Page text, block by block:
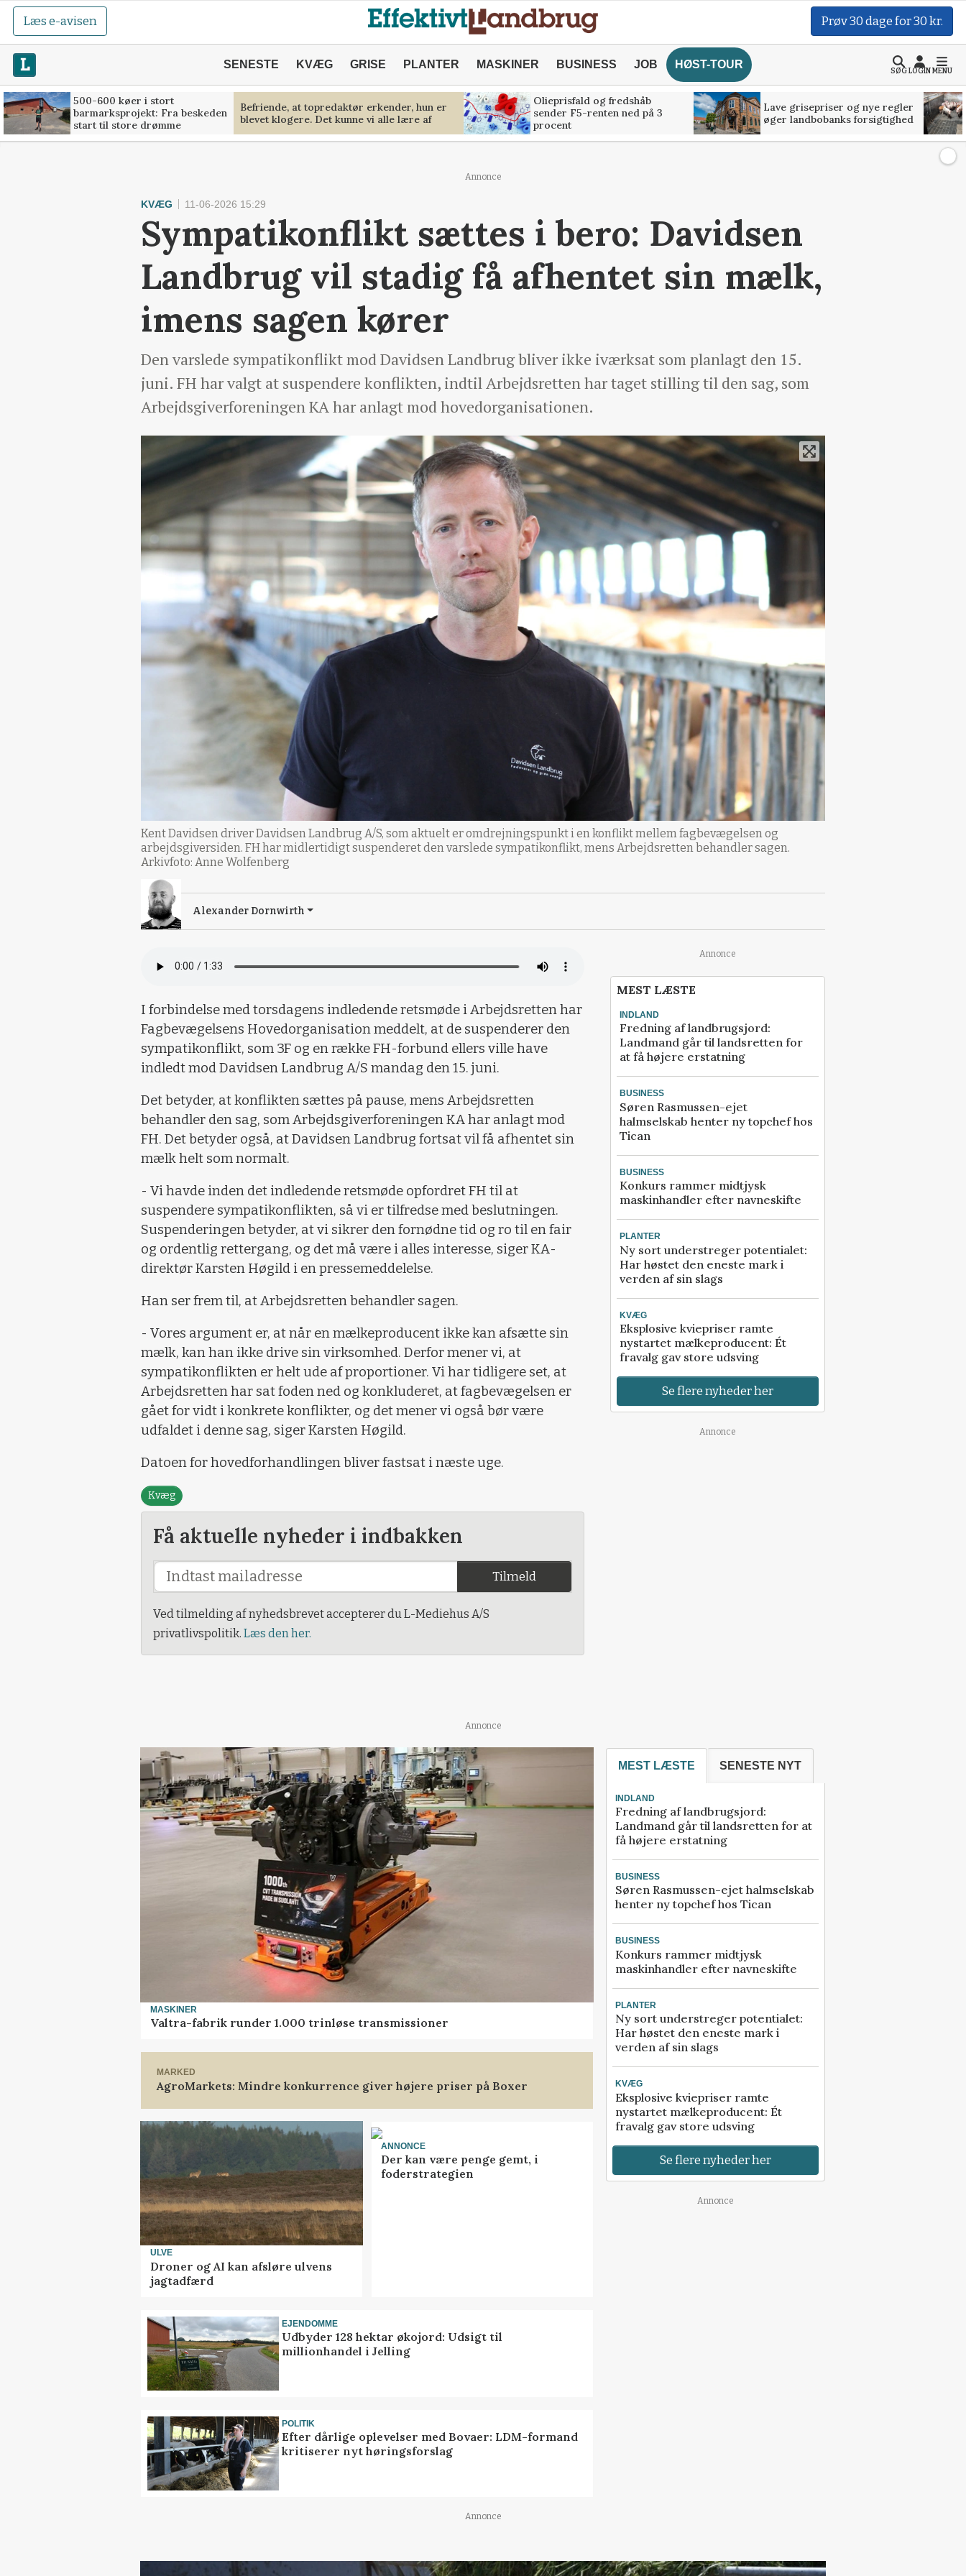
Læs e-avisen Prøv 30 dage for 30 kr.
SENESTE KVÆG GRISE PLANTER MASKINER BUSINESS JOB HØST-TOUR
SØGLOGINMENU
500-600 køer i stort
barmarksprojekt: Fra beskeden
start til store drømme
Befriende, at topredaktør erkender, hun er
blevet klogere. Det kunne vi alle lære af
Olieprisfald og fredshåb
sender F5-renten ned på 3
procent
Lave grisepriser og nye regler
øger landbobanks forsigtighed
Annonce
KVÆG 11-06-2026 15:29
Sympatikonflikt sættes i bero: Davidsen
Landbrug vil stadig få afhentet sin mælk,
imens sagen kører
Den varslede sympatikonflikt mod Davidsen Landbrug bliver ikke iværksat som planlagt den 15.
juni. FH har valgt at suspendere konflikten, indtil Arbejdsretten har taget stilling til den sag, som
Arbejdsgiverforeningen KA har anlagt mod hovedorganisationen.
Kent Davidsen driver Davidsen Landbrug A/S, som aktuelt er omdrejningspunkt i en konflikt mellem fagbevægelsen og
arbejdsgiversiden. FH har midlertidigt suspenderet den varslede sympatikonflikt, mens Arbejdsretten behandler sagen.
Arkivfoto: Anne Wolfenberg
Alexander Dornwirth
I forbindelse med torsdagens indledende retsmøde i Arbejdsretten har
Fagbevægelsens Hovedorganisation meddelt, at de suspenderer den
sympatikonflikt, som 3F og en række FH-forbund ellers ville have
indledt mod Davidsen Landbrug A/S mandag den 15. juni.
Det betyder, at konflikten sættes på pause, mens Arbejdsretten
behandler den sag, som Arbejdsgiverforeningen KA har anlagt mod
FH. Det betyder også, at Davidsen Landbrug fortsat vil få afhentet sin
mælk helt som normalt.
- Vi havde inden det indledende retsmøde opfordret FH til at
suspendere sympatikonflikten, så vi er tilfredse med beslutningen.
Suspenderingen betyder, at vi sikrer den fornødne tid og ro til en fair
og ordentlig rettergang, og det må være i alles interesse, siger KA-
direktør Karsten Høgild i en pressemeddelelse.
Han ser frem til, at Arbejdsretten behandler sagen.
- Vores argument er, at når en mælkeproducent ikke kan afsætte sin
mælk, kan han ikke drive sin virksomhed. Derfor mener vi, at
sympatikonflikten er helt ude af proportioner. Vi har tidligere set, at
Arbejdsretten har sat foden ned og konkluderet, at fagbevægelsen er
gået for vidt i konkrete konflikter, og det mener vi også bør være
udfaldet i denne sag, siger Karsten Høgild.
Datoen for hovedforhandlingen bliver fastsat i næste uge.
Kvæg
Få aktuelle nyheder i indbakken
Tilmeld
Ved tilmelding af nyhedsbrevet accepterer du L-Mediehus A/S
privatlivspolitik. Læs den her.
Annonce
MEST LÆSTE
INDLAND
Fredning af landbrugsjord:
Landmand går til landsretten for
at få højere erstatning
BUSINESS
Søren Rasmussen-ejet
halmselskab henter ny topchef hos
Tican
BUSINESS
Konkurs rammer midtjysk
maskinhandler efter navneskifte
PLANTER
Ny sort understreger potentialet:
Har høstet den eneste mark i
verden af sin slags
KVÆG
Eksplosive kviepriser ramte
nystartet mælkeproducent: Ét
fravalg gav store udsving
Se flere nyheder her
Annonce
Annonce
MASKINER
Valtra-fabrik runder 1.000 trinløse transmissioner
MARKED
AgroMarkets: Mindre konkurrence giver højere priser på Boxer
ULVE
Droner og AI kan afsløre ulvens
jagtadfærd
ANNONCE
Der kan være penge gemt, i
foderstrategien
EJENDOMME
Udbyder 128 hektar økojord: Udsigt til
millionhandel i Jelling
POLITIK
Efter dårlige oplevelser med Bovaer: LDM-formand
kritiserer nyt høringsforslag
MEST LÆSTE SENESTE NYT
INDLAND
Fredning af landbrugsjord:
Landmand går til landsretten for at
få højere erstatning
BUSINESS
Søren Rasmussen-ejet halmselskab
henter ny topchef hos Tican
BUSINESS
Konkurs rammer midtjysk
maskinhandler efter navneskifte
PLANTER
Ny sort understreger potentialet:
Har høstet den eneste mark i
verden af sin slags
KVÆG
Eksplosive kviepriser ramte
nystartet mælkeproducent: Ét
fravalg gav store udsving
Se flere nyheder her
Annonce
Annonce